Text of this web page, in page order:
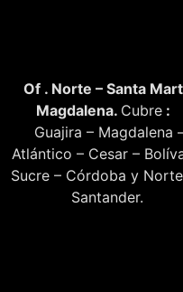
Of . Norte – Santa
Magdalena. Cubre :
Guajira – Magdalena
Atlántico – Cesar –
Sucre – Córdoba y
Santander.